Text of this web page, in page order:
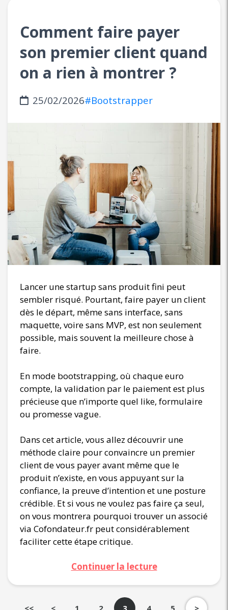
Comment faire payer
son premier client quand
on a rien à montrer ?
25/02/2026#Bootstrapper
Lancer une startup sans produit fini peut
sembler risqué. Pourtant, faire payer un client
dès le départ, même sans interface, sans
maquette, voire sans MVP, est non seulement
possible, mais souvent la meilleure chose à
faire.
En mode bootstrapping, où chaque euro
compte, la validation par le paiement est plus
précieuse que n’importe quel like, formulaire
ou promesse vague.
Dans cet article, vous allez découvrir une
méthode claire pour convaincre un premier
client de vous payer avant même que le
produit n’existe, en vous appuyant sur la
confiance, la preuve d’intention et une posture
crédible. Et si vous ne voulez pas faire ça seul,
on vous montrera pourquoi trouver un associé
via Cofondateur.fr peut considérablement
faciliter cette étape critique.
Continuer la lecture
<< < 1 2 3 4 5 >